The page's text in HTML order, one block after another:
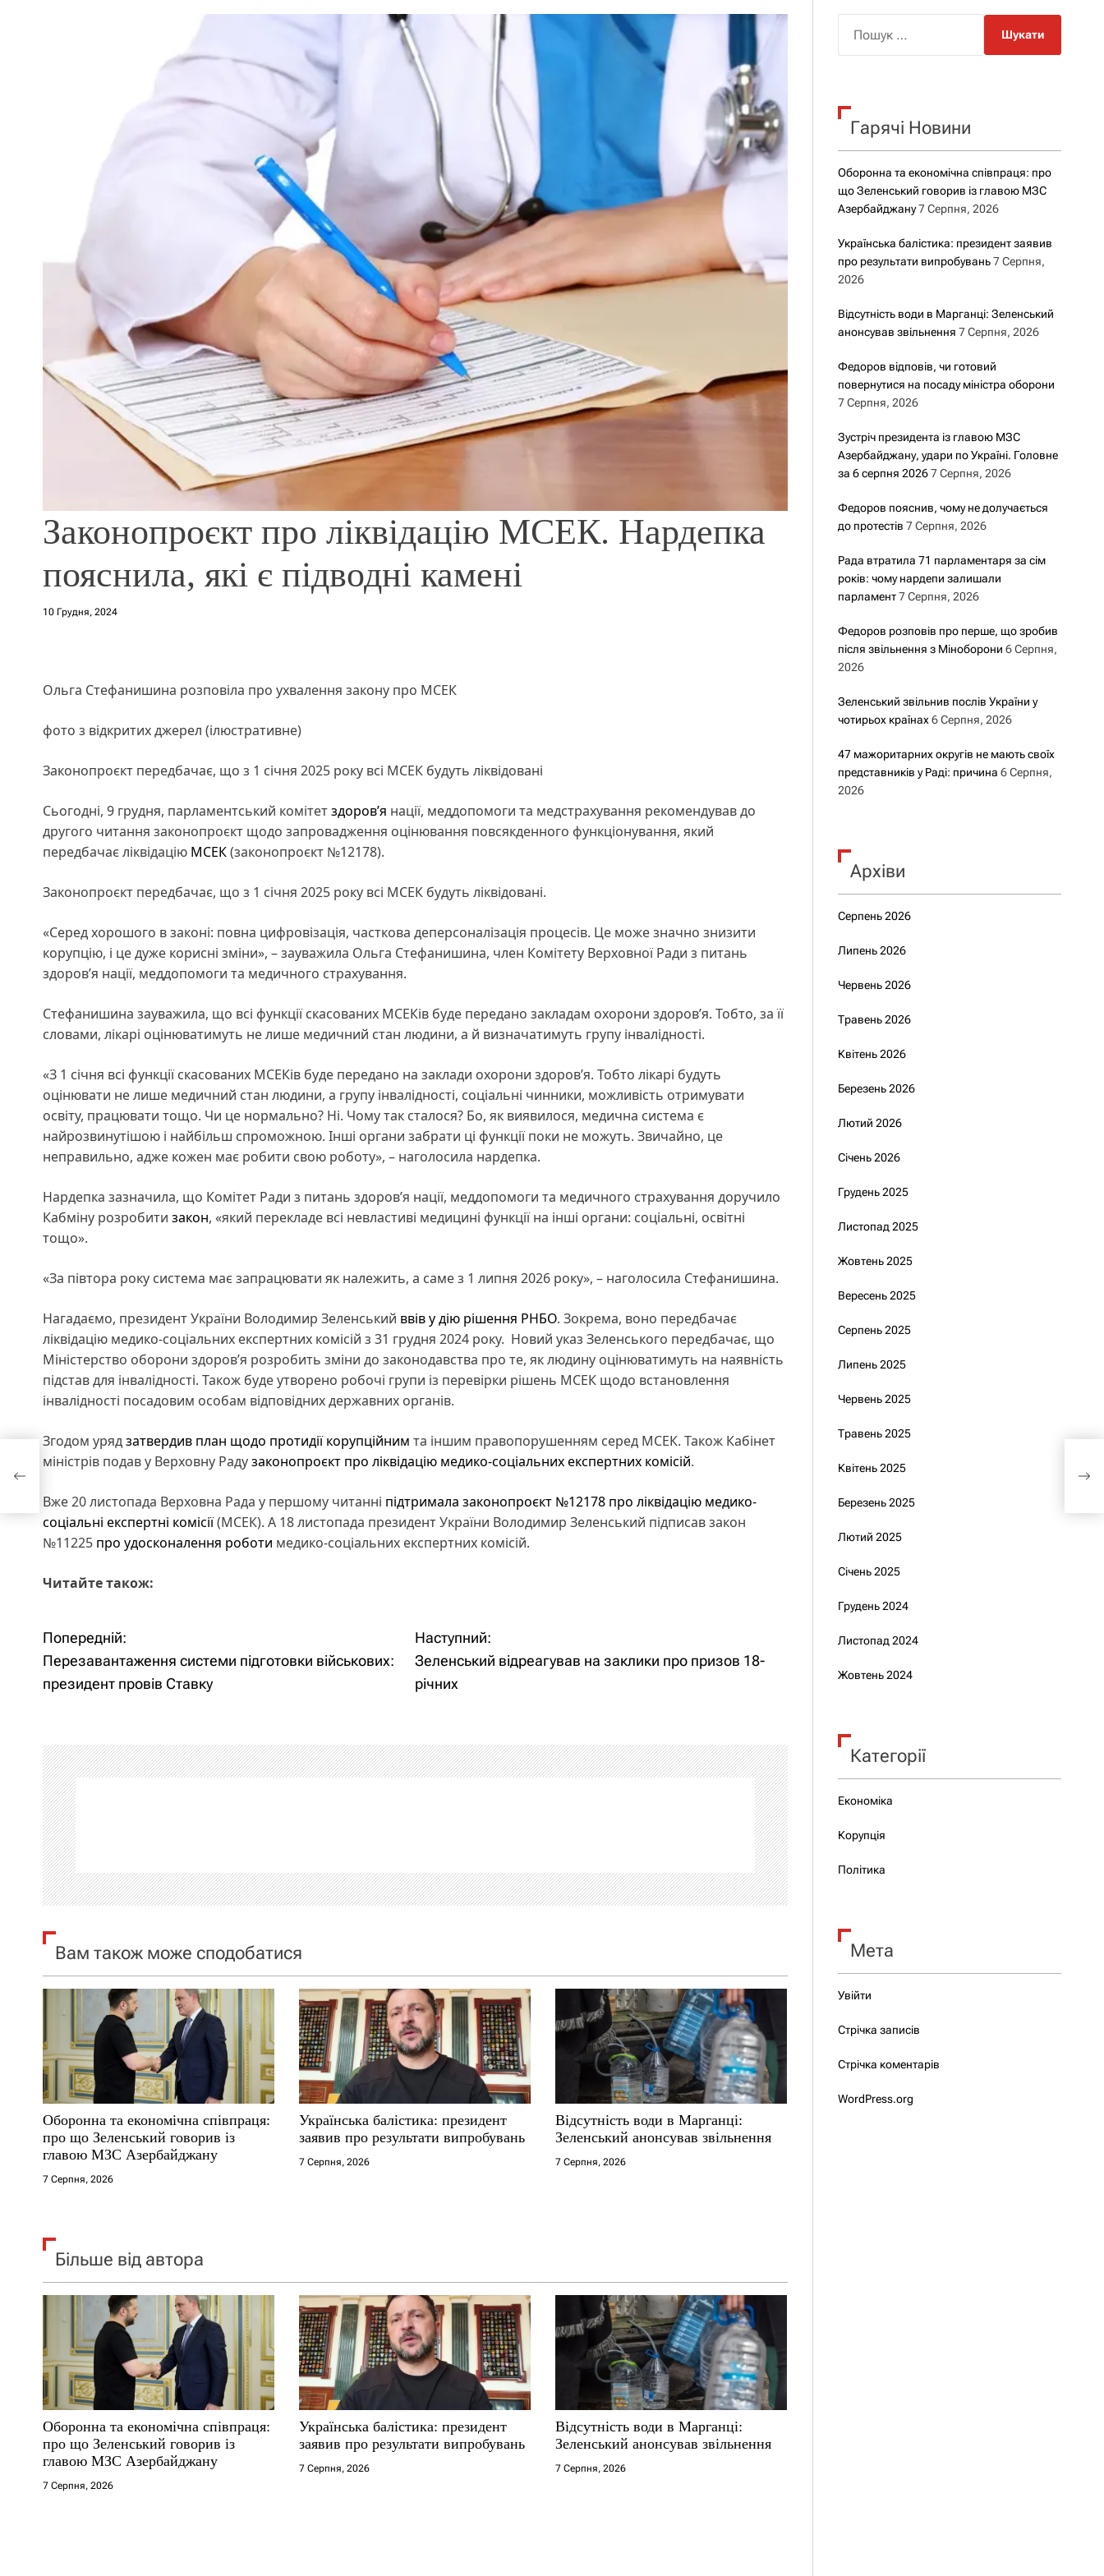
р
о
у
Законопроєкт про ліквідацію МСЕК. Нардепка
пояснила, які є підводні камені
10 Грудня, 2024
Ольга Стефанишина розповіла про ухвалення закону про МСЕК
фото з відкритих джерел (ілюстративне)
Законопроєкт передбачає, що з 1 січня 2025 року всі МСЕК будуть ліквідовані
Сьогодні, 9 грудня, парламентський комітетздоров’я нації, меддопомоги та медстрахування рекомендував до
другого читання законопроєкт щодо запровадження оцінювання повсякденного функціонування, який
передбачає ліквідацію МСЕК(законопроєкт №12178).
Законопроєкт передбачає, що з 1 січня 2025 року всі МСЕК будуть ліквідовані.
«Серед хорошого в законі: повна цифровізація, часткова деперсоналізація процесів. Це може значно знизити
корупцію, і це дуже корисні зміни», – зауважила Ольга Стефанишина, член Комітету Верховної Ради з питань
здоров’я нації, меддопомоги та медичного страхування.
Стефанишина зауважила, що всі функції скасованих МСЕКів буде передано закладам охорони здоров’я. Тобто, за її
словами, лікарі оцінюватимуть не лише медичний стан людини, а й визначатимуть групу інвалідності.
«З 1 січня всі функції скасованих МСЕКів буде передано на заклади охорони здоровʼя. Тобто лікарі будуть
оцінювати не лише медичний стан людини, а групу інвалідності, соціальні чинники, можливість отримувати
освіту, працювати тощо. Чи це нормально? Ні. Чому так сталося? Бо, як виявилося, медична система є
найрозвинутішою і найбільш спроможною. Інші органи забрати ці функції поки не можуть. Звичайно, це
неправильно, адже кожен має робити свою роботу», – наголосила нардепка.
Нардепка зазначила, що Комітет Ради з питань здоров’я нації, меддопомоги та медичного страхування доручило
Кабміну розробити закон, «який перекладе всі невластиві медицині функції на інші органи: соціальні, освітні
тощо».
«За півтора року система має запрацювати як належить, а саме з 1 липня 2026 року», – наголосила Стефанишина.
Нагадаємо, президент України Володимир Зеленський ввів у дію рішення РНБО. Зокрема, воно передбачає
ліквідацію медико-соціальних експертних комісій з 31 грудня 2024 року. Новий указ Зеленського передбачає, що
Міністерство оборони здоров’я розробить зміни до законодавства про те, як людину оцінюватимуть на наявність
підстав для інвалідності. Також буде утворено робочі групи із перевірки рішень МСЕК щодо встановлення
інвалідності посадовим особам відповідних державних органів.
Згодом урядзатвердив план щодо протидії корупційним та іншим правопорушенням серед МСЕК. Також Кабінет
міністрів подав у Верховну Радузаконопроєкт про ліквідацію медико-соціальних експертних комісій.
Вже 20 листопада Верховна Рада у першому читанні підтримала законопроєкт №12178 про ліквідацію медико-
соціальні експертні комісії(МСЕК). А 18 листопада президент України Володимир Зеленський підписав закон
№11225 про удосконалення роботи медико-соціальних експертних комісій.
Читайте також:
Н
а
і
г
а
ц
і
я
а
и
с
і
в
Попередній:
Перезавантаження системи підготовки військових:
президент провів Ставку
Наступний:
Зеленський відреагував на заклики про призов 18-
річних
Вам також може сподобатися
Оборонна та економічна співпраця:
про що Зеленський говорив із
главою МЗС Азербайджану
7 Серпня, 2026
Українська балістика: президент
заявив про результати випробувань
7 Серпня, 2026
Відсутність води в Марганці:
Зеленський анонсував звільнення
7 Серпня, 2026
Більше від автора
Оборонна та економічна співпраця:
про що Зеленський говорив із
главою МЗС Азербайджану
7 Серпня, 2026
Українська балістика: президент
заявив про результати випробувань
7 Серпня, 2026
Відсутність води в Марганці:
Зеленський анонсував звільнення
7 Серпня, 2026
к
Гарячі Новини
Оборонна та економічна співпраця: про
що Зеленський говорив із главою МЗС
Азербайджану 7 Серпня, 2026
Українська балістика: президент заявив
про результати випробувань 7 Серпня,
2026
Відсутність води в Марганці: Зеленський
анонсував звільнення 7 Серпня, 2026
Федоров відповів, чи готовий
повернутися на посаду міністра оборони
7 Серпня, 2026
Зустріч президента із главою МЗС
Азербайджану, удари по Україні. Головне
за 6 серпня 2026 7 Серпня, 2026
Федоров пояснив, чому не долучається
до протестів 7 Серпня, 2026
Рада втратила 71 парламентаря за сім
років: чому нардепи залишали
парламент 7 Серпня, 2026
Федоров розповів про перше, що зробив
після звільнення з Міноборони 6 Серпня,
2026
Зеленський звільнив послів України у
чотирьох країнах 6 Серпня, 2026
47 мажоритарних округів не мають своїх
представників у Раді: причина 6 Серпня,
2026
Архіви
Серпень 2026
Липень 2026
Червень 2026
Травень 2026
Квітень 2026
Березень 2026
Лютий 2026
Січень 2026
Грудень 2025
Листопад 2025
Жовтень 2025
Вересень 2025
Серпень 2025
Липень 2025
Червень 2025
Травень 2025
Квітень 2025
Березень 2025
Лютий 2025
Січень 2025
Грудень 2024
Листопад 2024
Жовтень 2024
Категорії
Економіка
Корупція
Політика
Мета
Увійти
Стрічка записів
Стрічка коментарів
WordPress.org
про